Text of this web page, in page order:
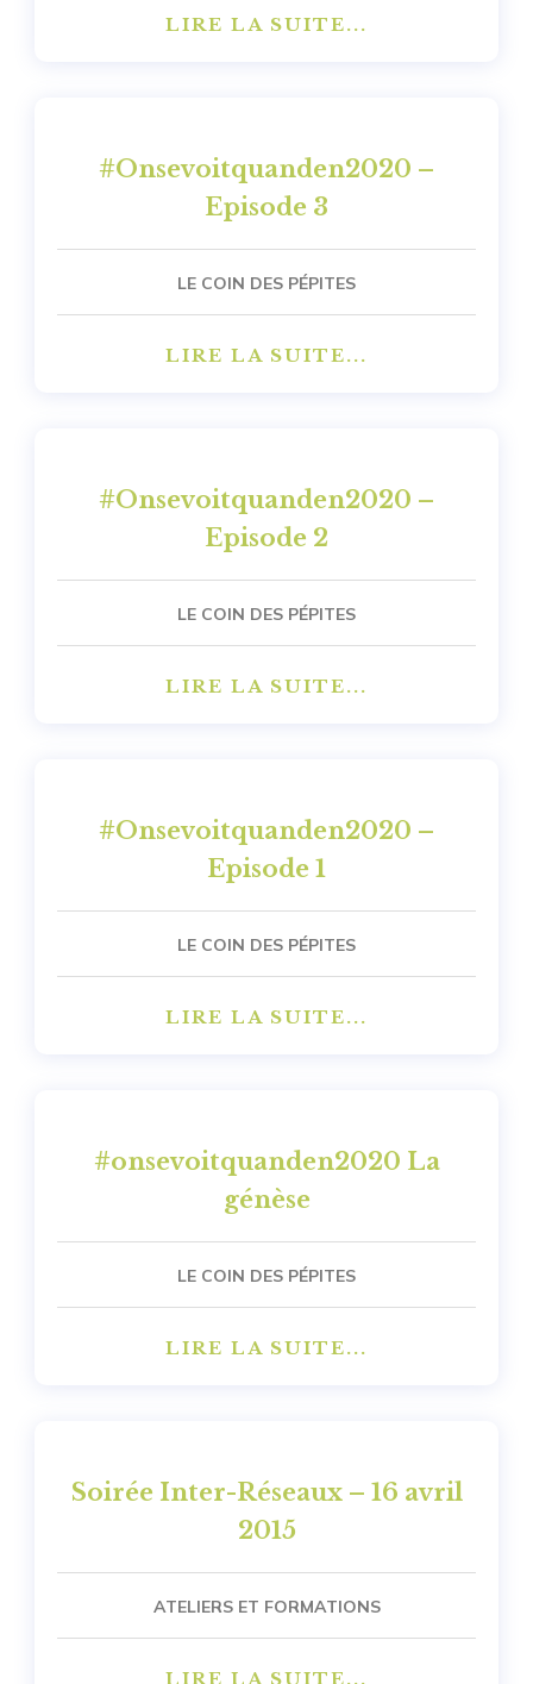
LIRE LA SUITE...
#Onsevoitquanden2020 –
Episode 3
LE COIN DES PÉPITES
LIRE LA SUITE...
#Onsevoitquanden2020 –
Episode 2
LE COIN DES PÉPITES
LIRE LA SUITE...
#Onsevoitquanden2020 –
Episode 1
LE COIN DES PÉPITES
LIRE LA SUITE...
#onsevoitquanden2020 La
génèse
LE COIN DES PÉPITES
LIRE LA SUITE...
Soirée Inter-Réseaux – 16 avril
2015
ATELIERS ET FORMATIONS
LIRE LA SUITE...